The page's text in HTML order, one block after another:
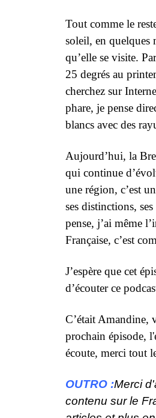
Tout comme le
soleil, en quelques
qu’elle se visite.
25 degrés au
cherchez sur
phare, je pense
blancs avec des
Aujourd’hui, la
qui continue
une région, c’est
ses distinctions,
pense, j’ai même
Française, c’est
J’espère que cet
d’écouter ce
C’était Amandine,
prochain épisode,
écoute, merci tout
OUTRO :Merci
contenu sur le